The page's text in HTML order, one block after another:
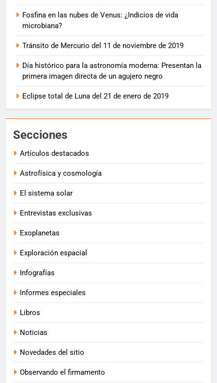
Fosfina en las nubes de Venus: ¿Indicios de vida
microbiana?
Tránsito de Mercurio del 11 de noviembre de 2019
Día histórico para la astronomía moderna: Presentan la
primera imagen directa de un agujero negro
Eclipse total de Luna del 21 de enero de 2019
Secciones
Artículos destacados
Astrofísica y cosmología
El sistema solar
Entrevistas exclusivas
Exoplanetas
Exploración espacial
Infografías
Informes especiales
Libros
Noticias
Novedades del sitio
Observando el firmamento